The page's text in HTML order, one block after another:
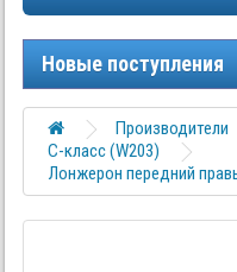
Новые поступления
Производители
C-класс (W203)
Лонжерон передний